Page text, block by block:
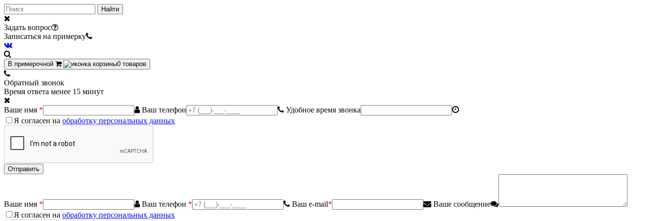
Найти
Задать вопрос
Записаться на примерку
В примерочной 0 товаров
Обратный звонок
Время ответа менее 15 минут
Ваше имя * Ваш телефон
Удобное время звонка
Я согласен на обработку персональных данных
Ваше имя * Ваш телефон * Ваш e-mail*
Ваше сообщение
Я согласен на обработку персональных данных